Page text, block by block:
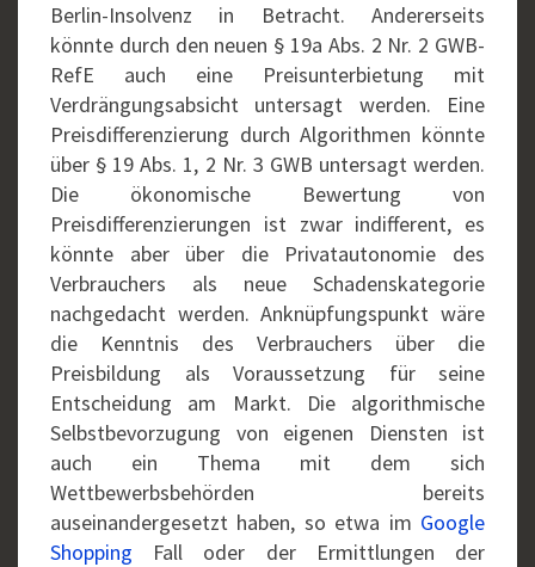
Berlin-Insolvenz in Betracht. Andererseits
könnte durch den neuen § 19a Abs. 2 Nr. 2 GWB-
RefE auch eine Preisunterbietung mit
Verdrängungsabsicht untersagt werden. Eine
Preisdifferenzierung durch Algorithmen könnte
über § 19 Abs. 1, 2 Nr. 3 GWB untersagt werden.
Die ökonomische Bewertung von
Preisdifferenzierungen ist zwar indifferent, es
könnte aber über die Privatautonomie des
Verbrauchers als neue Schadenskategorie
nachgedacht werden. Anknüpfungspunkt wäre
die Kenntnis des Verbrauchers über die
Preisbildung als Voraussetzung für seine
Entscheidung am Markt. Die algorithmische
Selbstbevorzugung von eigenen Diensten ist
auch ein Thema mit dem sich
Wettbewerbsbehörden bereits
auseinandergesetzt haben, so etwa im Google
Shopping Fall oder der Ermittlungen der